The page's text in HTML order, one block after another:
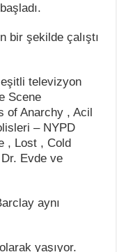
bir şekilde çalıştı
televizyon
Scene
of Anarchy , Acil
– NYPD
, Lost , Cold
Evde ve
aynı
yaşıyor.